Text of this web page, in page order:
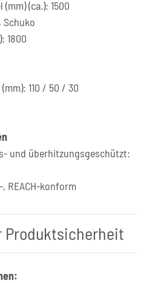
(ca.): 1500
Schuko
1800
110 / 50 / 30
und überhitzungsgeschützt:
REACH-konform
Produktsicherheit